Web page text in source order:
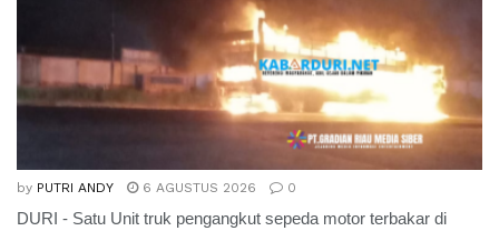
by PUTRI ANDY 6 AGUSTUS 2026 0
DURI - Satu Unit truk pengangkut sepeda motor terbakar di